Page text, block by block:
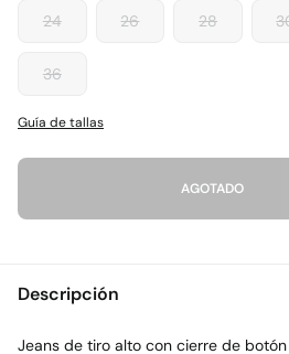
24 26 28
36
Guía de tallas
AGOTADO
Descripción
Jeans de tiro alto con cierre de